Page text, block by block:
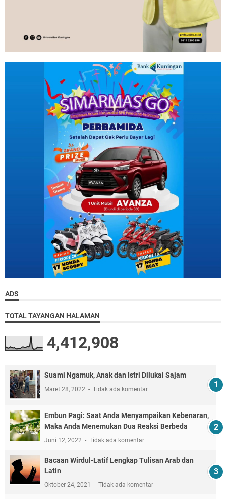
ADS
TOTAL TAYANGAN HALAMAN
4,412,908
Suami Ngamuk, Anak dan Istri Dilukai Sajam
Maret 28, 2022 Tidak ada komentar
Embun Pagi: Saat Anda Menyampaikan Kebenaran,
Maka Anda Menemukan Dua Reaksi Berbeda
Juni 12, 2022 Tidak ada komentar
Bacaan Wirdul-Latif Lengkap Tulisan Arab dan
Latin
Oktober 24, 2021 Tidak ada komentar